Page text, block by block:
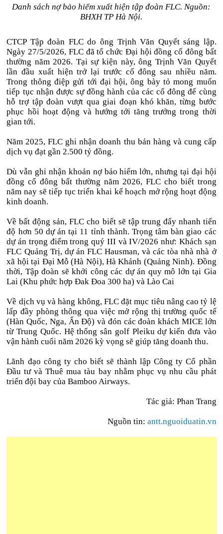
Danh sách nợ bảo hiểm xuất hiện tập đoàn FLC. Nguồn:
BHXH TP Hà Nội.
CTCP Tập đoàn FLC do ông Trịnh Văn Quyết sáng lập.
Ngày 27/5/2026, FLC đã tổ chức Đại hội đồng cổ đông bất
thường năm 2026. Tại sự kiện này, ông Trịnh Văn Quyết
lần đầu xuất hiện trở lại trước cổ đông sau nhiều năm.
Trong thông điệp gửi tới đại hội, ông bày tỏ mong muốn
tiếp tục nhận được sự đồng hành của các cổ đông để cùng
hỗ trợ tập đoàn vượt qua giai đoạn khó khăn, từng bước
phục hồi hoạt động và hướng tới tăng trưởng trong thời
gian tới.
Năm 2025, FLC ghi nhận doanh thu bán hàng và cung cấp
dịch vụ đạt gần 2.500 tỷ đồng.
Dù vẫn ghi nhận khoản nợ bảo hiểm lớn, nhưng tại đại hội
đồng cổ đông bất thường năm 2026, FLC cho biết trong
năm nay sẽ tiếp tục triển khai kế hoạch mở rộng hoạt động
kinh doanh.
Về bất động sản, FLC cho biết sẽ tập trung đẩy nhanh tiến
độ hơn 50 dự án tại 11 tỉnh thành. Trọng tâm bàn giao các
dự án trọng điểm trong quý III và IV/2026 như: Khách sạn
FLC Quảng Trị, dự án FLC Hausman, và các tòa nhà nhà ở
xã hội tại Đại Mỗ (Hà Nội), Hà Khánh (Quảng Ninh). Đồng
thời, Tập đoàn sẽ khởi công các dự án quy mô lớn tại Gia
Lai (Khu phức hợp Đak Đoa 300 ha) và Lào Cai
Về dịch vụ và hàng không, FLC đặt mục tiêu nâng cao tỷ lệ
lấp đầy phòng thông qua việc mở rộng thị trường quốc tế
(Hàn Quốc, Nga, Ấn Độ) và đón các đoàn khách MICE lớn
từ Trung Quốc. Hệ thống sân golf Pleiku dự kiến đưa vào
vận hành cuối năm 2026 kỳ vọng sẽ giúp tăng doanh thu.
Lãnh đạo công ty cho biết sẽ thành lập Công ty Cổ phần
Đầu tư và Thuê mua tàu bay nhằm phục vụ nhu cầu phát
triển đội bay của Bamboo Airways.
Tác giả: Phan Trang
Nguồn tin: antt.nguoiduatin.vn